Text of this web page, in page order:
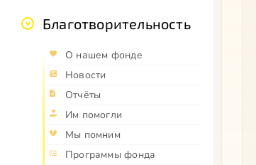
Благотворительность
О нашем фонде
Новости
Отчёты
Им помогли
Мы помним
Программы фонда